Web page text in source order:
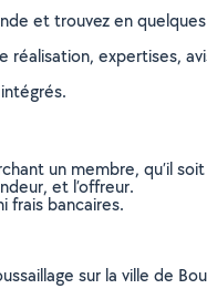
et trouvez en
expertises,
un membre, qu’il
et l’offreur.
frais bancaires.
sur la ville de